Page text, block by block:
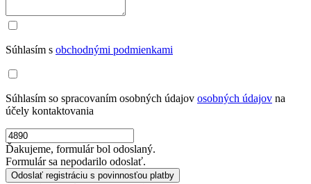
Súhlasím s obchodnými podmienkami
Súhlasím so spracovaním osobných údajov osobných údajov na
účely kontaktovania
Ďakujeme, formulár bol odoslaný.
Formulár sa nepodarilo odoslať.